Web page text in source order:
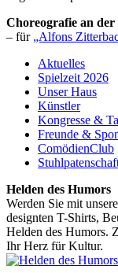
Choreografie an der
– für „Alfons
Aktuelles
Spielzeit 2026
Unser Haus
Künstler
Kongresse &
Freunde &
ComödienClub
Helden des Humors
Werden Sie mit
designten T-Shirts,
Helden des Humors.
Ihr Herz für Kultur.